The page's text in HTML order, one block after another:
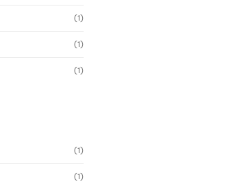
(1)
(1)
(1)
(1)
(1)